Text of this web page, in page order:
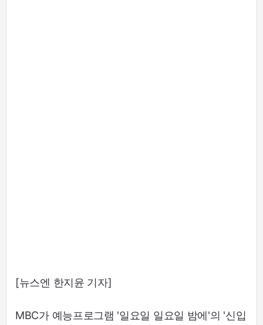
[뉴스엔 한지윤 기자]
MBC가 예능프로그램 '일요일 일요일 밤에'의 '신입